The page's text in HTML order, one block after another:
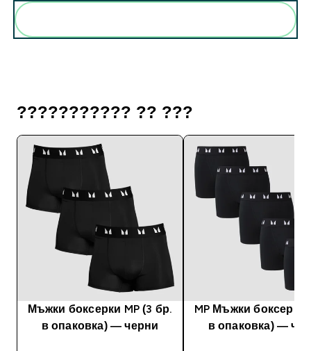
??????????? ?? ???
Мъжки боксерки MP (3 бр.
в опаковка) — черни
MP Мъжки боксерки
в опаковка) —